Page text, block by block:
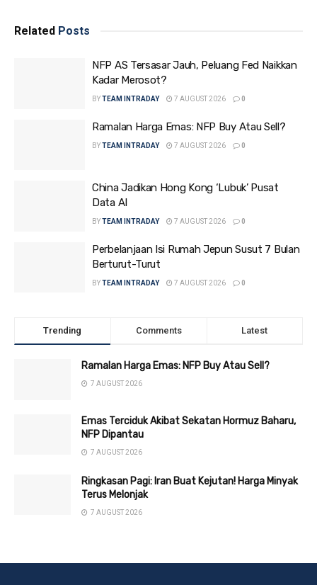
Related Posts
NFP AS Tersasar Jauh, Peluang Fed Naikkan
Kadar Merosot?
BY TEAM INTRADAY 7 AUGUST 2026 0
Ramalan Harga Emas: NFP Buy Atau Sell?
BYTEAM INTRADAY 7 AUGUST 2026 0
China Jadikan Hong Kong ‘Lubuk’ Pusat
Data AI
BY TEAM INTRADAY 7 AUGUST 2026 0
Perbelanjaan Isi Rumah Jepun Susut 7 Bulan
Berturut-Turut
BYTEAM INTRADAY 7 AUGUST 2026 0
Trending Comments Latest
Ramalan Harga Emas: NFP Buy Atau Sell?
7 AUGUST 2026
Emas Terciduk Akibat Sekatan Hormuz Baharu,
NFP Dipantau
7 AUGUST 2026
Ringkasan Pagi: Iran Buat Kejutan! Harga Minyak
Terus Melonjak
7 AUGUST 2026